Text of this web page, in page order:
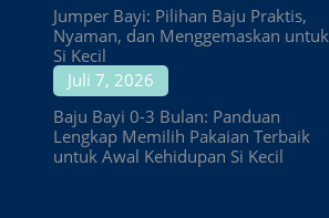
Jumper Bayi: Pilihan Baju Praktis,
Nyaman, dan Menggemaskan untuk
Si Kecil
Juli 7, 2026
Baju Bayi 0-3 Bulan: Panduan
Lengkap Memilih Pakaian Terbaik
untuk Awal Kehidupan Si Kecil